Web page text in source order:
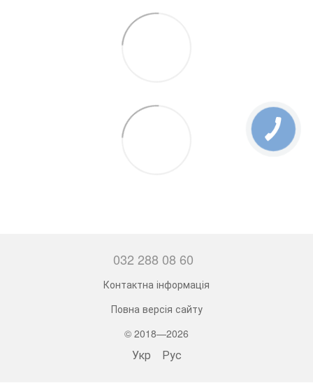
032 288 08 60
Контактна інформація
Повна версія сайту
© 2018—2026
Укр Рус